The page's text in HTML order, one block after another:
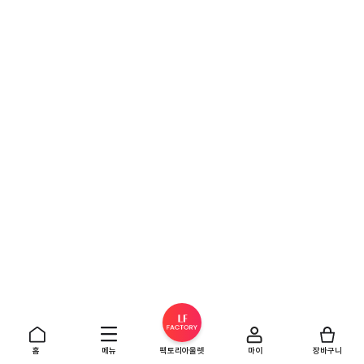
홈 메뉴 팩토리아울렛 마이 장바구니